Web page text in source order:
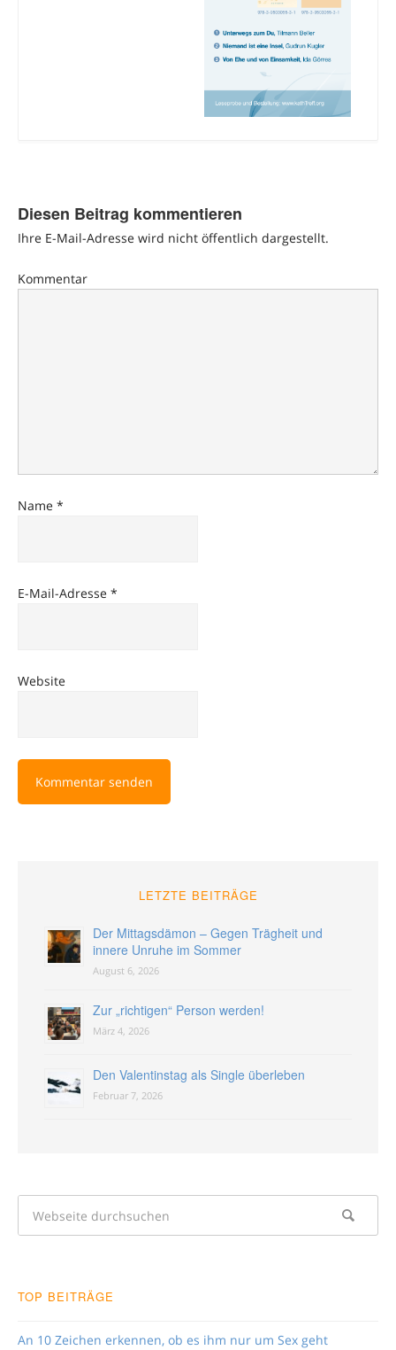
Diesen Beitrag kommentieren
Ihre E-Mail-Adresse wird nicht öffentlich dargestellt.
Kommentar
Name *
E-Mail-Adresse *
Website
LETZTE BEITRÄGE
Der Mittagsdämon – Gegen Trägheit und
innere Unruhe im Sommer
August 6, 2026
Zur „richtigen“ Person werden!
März 4, 2026
Den Valentinstag als Single überleben
Februar 7, 2026
TOP BEITRÄGE
An 10 Zeichen erkennen, ob es ihm nur um Sex geht